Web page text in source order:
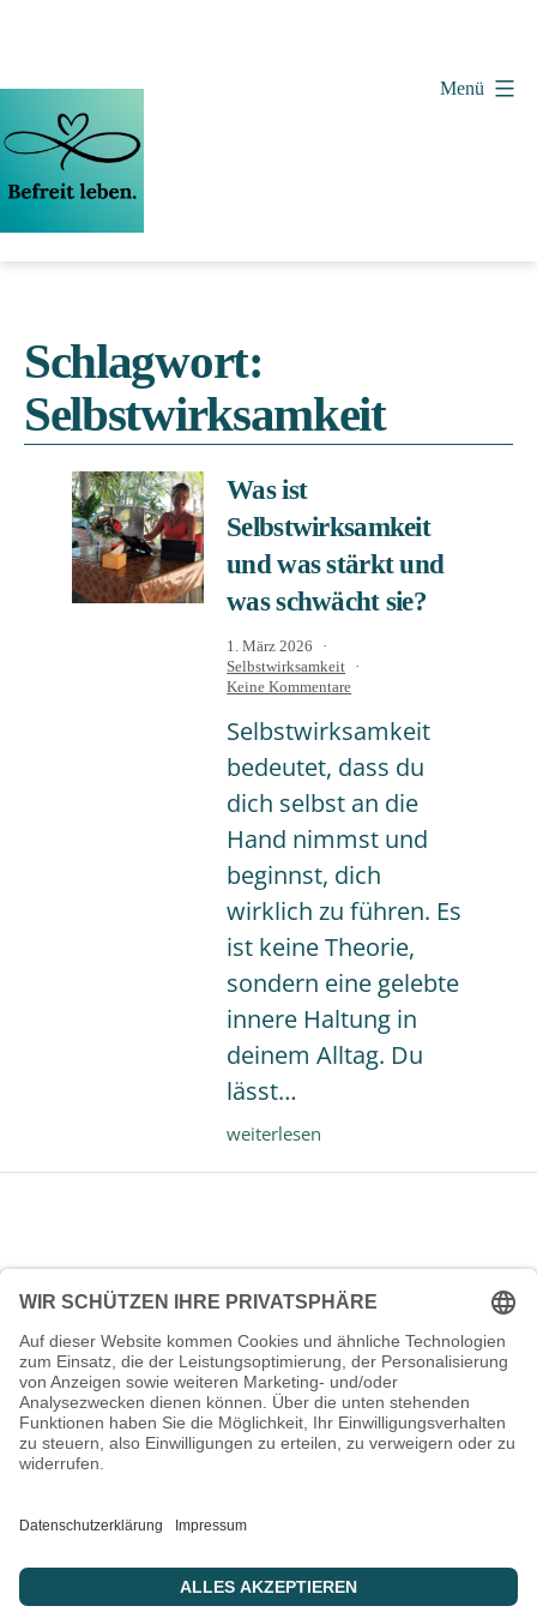
springen
Menü
Schlagwort:
Selbstwirksamkeit
Was ist
Selbstwirksamkeit
und was stärkt und
was schwächt sie?
Selbstwirksamkeit
bedeutet, dass du
dich selbst an die
Hand nimmst und
beginnst, dich
wirklich zu führen. Es
ist keine Theorie,
sondern eine gelebte
innere Haltung in
deinem Alltag. Du
lässt…
Was
Selbstwirksamkeit
und
was
sie?
weiterlesen
Veröffentlicht
am
1. März 2026
Kategorisiert
als
Selbstwirksamkeit
Keine Kommentarezu
ist
und
stärkt
was
schwächt
sie?
Kontakt
Datenschutz
Impressum